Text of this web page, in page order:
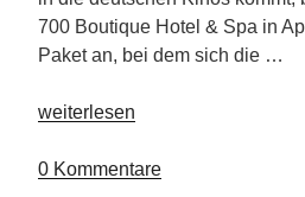
700 Boutique Hotel & Spa in
Paket an, bei dem sich die …
„James
in
weiterlesen
0 Kommentare